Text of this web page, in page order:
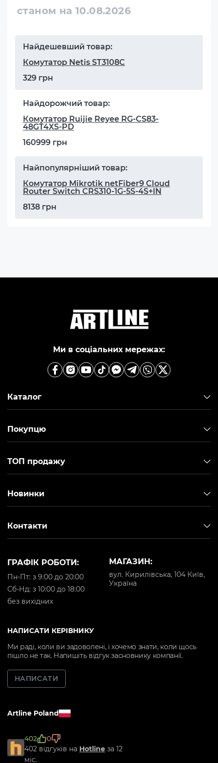
станом на 10.08.2026
Найдешевший товар:
Комутатор Netis ST3108C
329 грн
Найдорожчий товар:
Комутатор Ruijie Reyee RG-CS83-
48GT4XS-PD
160999 грн
Найпопулярніший товар:
Комутатор Mikrotik netFiber9 Cloud
Router Switch CRS310-1G-5S-4S+IN
8138 грн
Ми в соціальних мережах:
Каталог
Покупцю
ТОП продажу
Новинки
Контакти
МАГАЗИН:
вул. Кирилівська, 104 Київ,
Україна
ГРАФІК РОБОТИ:
Пн-Пт: з 9:00 до 20:00
Cб-Нд: з 10:00 до 18:00
без вихідних
НАПИСАТИ КЕРІВНИКУ
Ми раді, коли ви задоволені, і хочемо знати, коли щось
пішло не так. Напишіть відгук засновнику компанії.
НАПИСАТИ
Artline Poland
402
0
402 відгуків на Hotline за 12
міс.